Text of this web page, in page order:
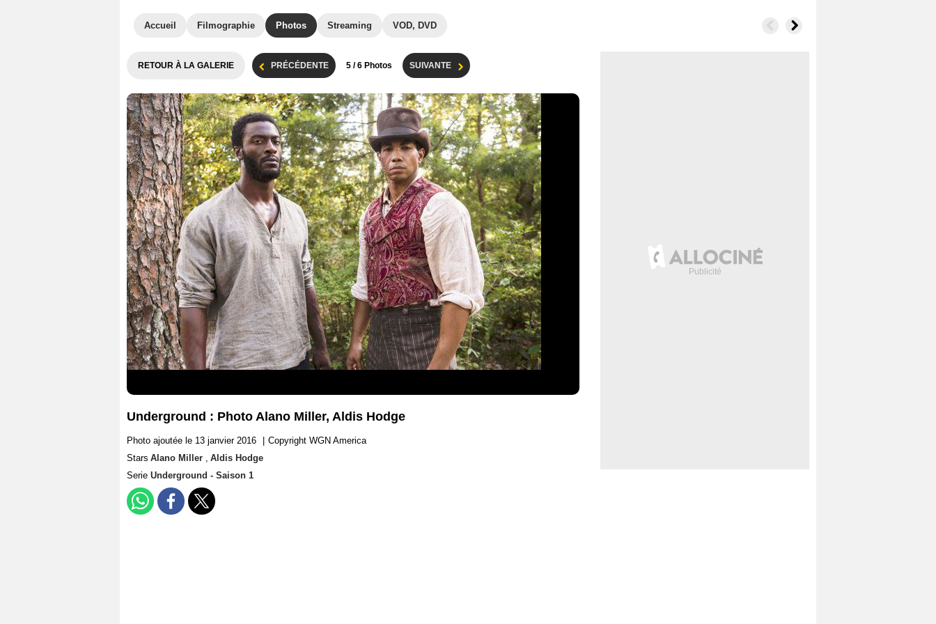
Accueil Filmographie Photos Streaming VOD, DVD
RETOUR À LA GALERIE PRÉCÉDENTE 5 / 6 Photos SUIVANTE
Underground : Photo Alano Miller, Aldis Hodge
Photo ajoutée le 13 janvier 2016
Copyright WGN America
Stars Alano Miller , Aldis Hodge
Serie Underground - Saison 1